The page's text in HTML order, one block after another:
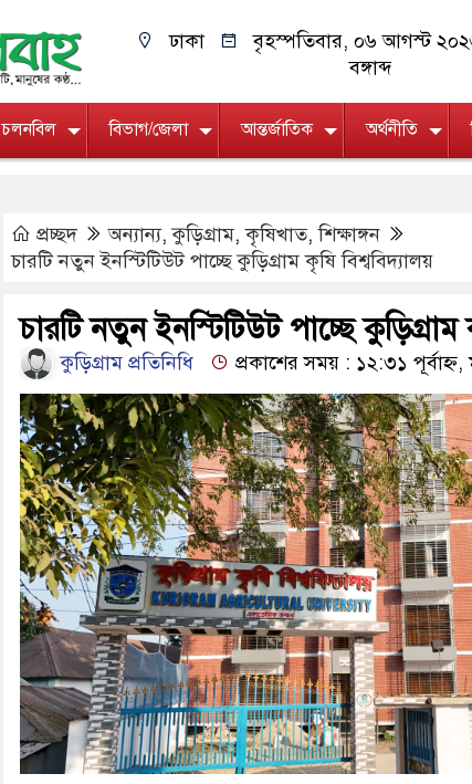
ঢাকা
বৃহস্পতিবার, ০৬ আগস্ট
বঙ্গাব্দ
চলনবিল বিভাগ/জেলা আন্তর্জাতিক অর্থনীতি
প্রচ্ছদ অন্যান্য,কুড়িগ্রাম,কৃষিখাত,শিক্ষাঙ্গন
চারটি নতুন ইনস্টিটিউট পাচ্ছে কুড়িগ্রাম কৃষি বিশ্ববিদ্যালয়
চারটি নতুন ইনস্টিটিউট পাচ্ছে কুড়িগ্রাম
কুড়িগ্রাম প্রতিনিধি প্রকাশের সময় : ১২:৩১